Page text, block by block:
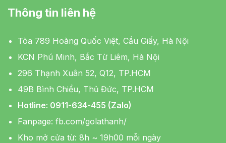
Thông tin liên hệ
Tòa 789 Hoàng Quốc Việt, Cầu Giấy, Hà Nội
KCN Phú Minh, Bắc Từ Liêm, Hà Nội
296 Thạnh Xuân 52, Q12, TP.HCM
49B Bình Chiểu, Thủ Đức, TP.HCM
Hotline: 0911-634-455 (Zalo)
Fanpage: fb.com/golathanh/
Kho mở cửa từ: 8h ~ 19h00 mỗi ngày